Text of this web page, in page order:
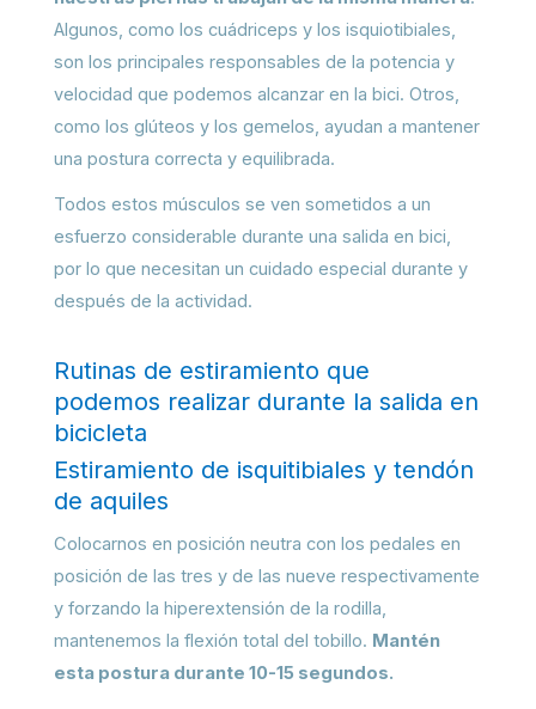
Algunos, como los cuádriceps y los isquiotibiales,
son los principales responsables de la potencia y
velocidad que podemos alcanzar en la bici. Otros,
como los glúteos y los gemelos, ayudan a mantener
una postura correcta y equilibrada.
Todos estos músculos se ven sometidos a un
esfuerzo considerable durante una salida en bici,
por lo que necesitan un cuidado especial durante y
después de la actividad.
Rutinas de estiramiento que
podemos realizar durante la salida en
bicicleta
Estiramiento de isquitibiales y tendón
de aquiles
Colocarnos en posición neutra con los pedales en
posición de las tres y de las nueve respectivamente
y forzando la hiperextensión de la rodilla,
mantenemos la flexión total del tobillo. Mantén
esta postura durante 10-15 segundos.